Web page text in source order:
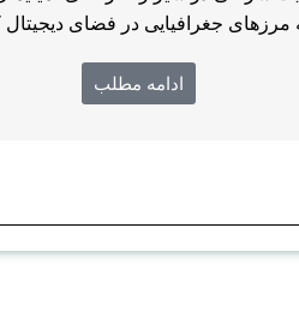
مرزهای جغرافیایی در فضای
ادامه مطلب